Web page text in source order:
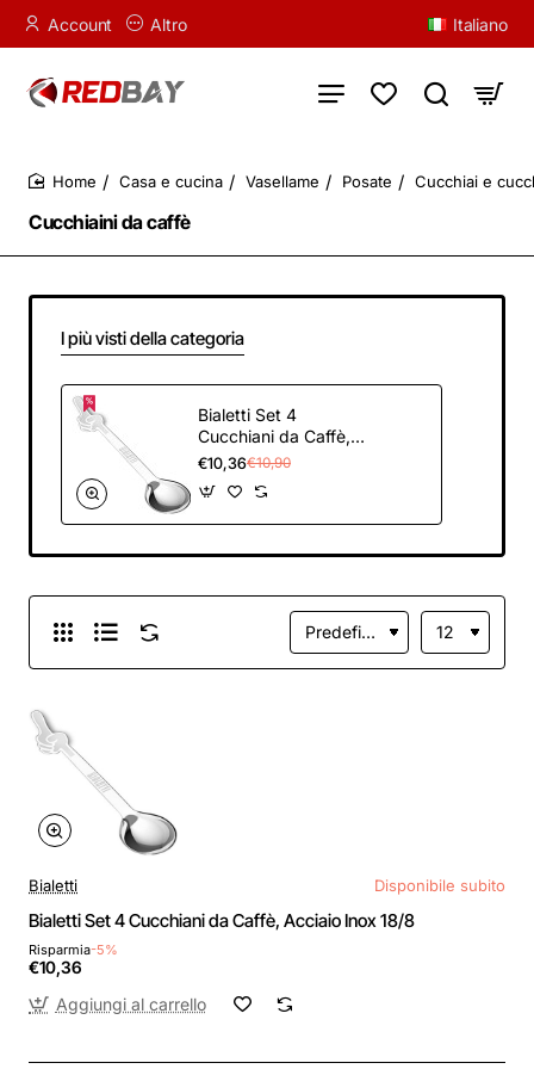
Account Altro Italiano
Cucchiaini da caffè
Casa e cucina Vasellame Posate Cucchiai e
I più visti della categoria
Bialetti Set 4
Cucchiani da Caffè,
Acciaio Inox 18/8
€10,36€10,90
Bialetti Disponibile subito
Bialetti Set 4 Cucchiani da Caffè, Acciaio Inox 18/8
Risparmia-5%
€10,36
Aggiungi al carrello